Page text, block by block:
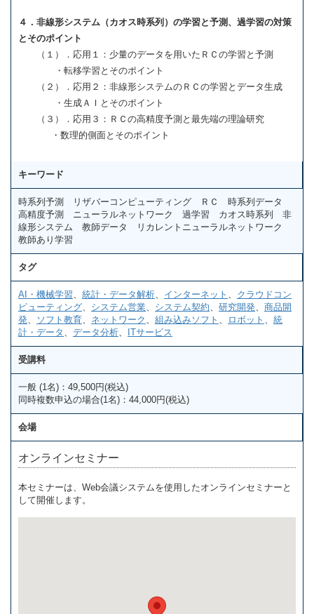
４．非線形システム（カオス時系列）の学習と予測、過学習の対策
とそのポイント
（１）．応用１：少量のデータを用いたＲＣの学習と予測
・転移学習とそのポイント
（２）．応用２：非線形システムのＲＣの学習とデータ生成
・生成ＡＩとそのポイント
（３）．応用３：ＲＣの高精度予測と最先端の理論研究
・数理的側面とそのポイント
キーワード
時系列予測 リザバーコンピューティング ＲＣ 時系列データ
高精度予測 ニューラルネットワーク 過学習 カオス時系列 非
線形システム 教師データ リカレントニューラルネットワーク
教師あり学習
タグ
AI・機械学習、 統計・データ解析、 インターネット 、 クラウドコン
ピューティング、 システム営業、 システム契約、 研究開発、 商品開
発、 ソフト教育、 ネットワーク 、 組み込みソフト 、 ロボット 、 統
計・データ 、 データ分析、 ITサービス
受講料
一般 (1名)：49,500円(税込)
同時複数申込の場合(1名)：44,000円(税込)
会場
オンラインセミナー
本セミナーは、Web会議システムを使用したオンラインセミナーと
して開催します。